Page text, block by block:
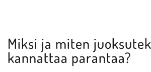
Miksi ja miten
kannattaa parantaa?